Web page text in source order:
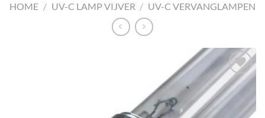
HOME / UV-C LAMP VIJVER / UV-C VERVANGLAMPEN
Toevoegen
aan
verlanglijst